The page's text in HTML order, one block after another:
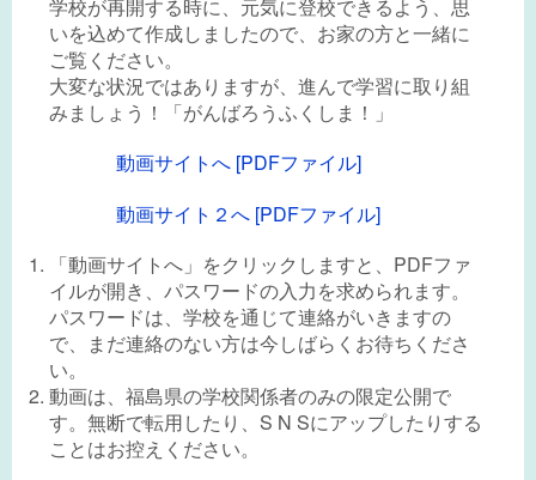
学校が再開する時に、元気に登校できるよう、思
いを込めて作成しましたので、お家の方と一緒に
ご覧ください。
大変な状況ではありますが、進んで学習に取り組
みましょう！「がんばろうふくしま！」
動画サイトへ [PDFファイル]
動画サイト２へ [PDFファイル]
「動画サイトへ」をクリックしますと、PDFファ
イルが開き、パスワードの入力を求められます。
パスワードは、学校を通じて連絡がいきますの
で、まだ連絡のない方は今しばらくお待ちくださ
い。
動画は、福島県の学校関係者のみの限定公開で
す。無断で転用したり、S N Sにアップしたりする
ことはお控えください。